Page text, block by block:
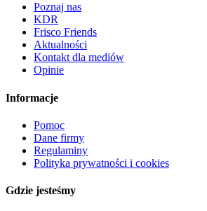
Poznaj nas
KDR
Frisco Friends
Aktualności
Kontakt dla mediów
Opinie
Informacje
Pomoc
Dane firmy
Regulaminy
Polityka prywatności i cookies
Gdzie jesteśmy